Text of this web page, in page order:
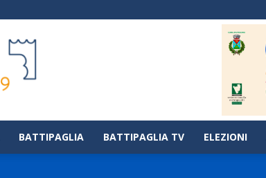
BATTIPAGLIA BATTIPAGLIA TV ELEZIONI